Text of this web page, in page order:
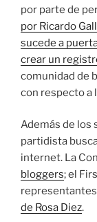
por parte de
por Ricardo
sucede a
crear un
comunidad de
con respecto a
Además de los
partidista
internet. La
bloggers; el
representantes
de Rosa Diez.